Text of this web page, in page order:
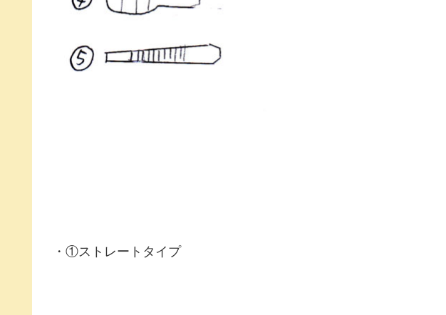
・①ストレートタイプ